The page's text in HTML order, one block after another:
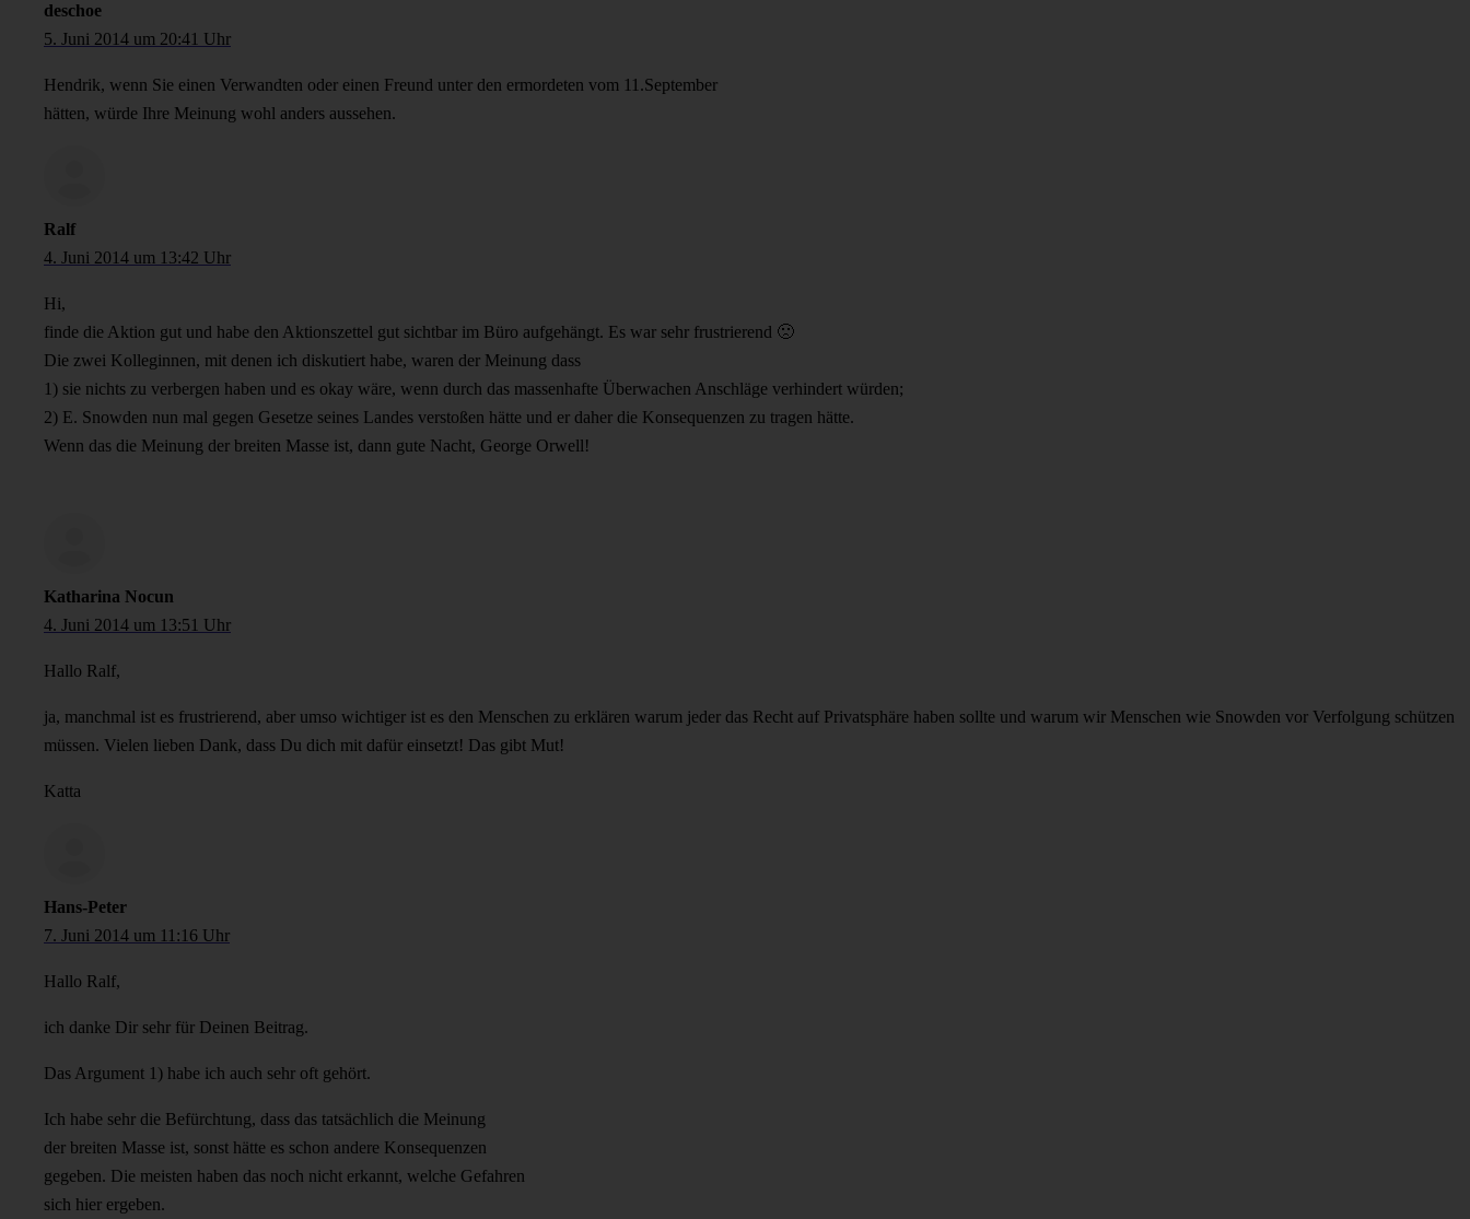
deschoe
5. Juni 2014 um 20:41 Uhr
Hendrik, wenn Sie einen Verwandten oder einen Freund unter den ermordeten vom 11.September
hätten, würde Ihre Meinung wohl anders aussehen.
Ralf
4. Juni 2014 um 13:42 Uhr
Hi,
finde die Aktion gut und habe den Aktionszettel gut sichtbar im Büro aufgehängt. Es war sehr frustrierend 🙁
Die zwei Kolleginnen, mit denen ich diskutiert habe, waren der Meinung dass
1) sie nichts zu verbergen haben und es okay wäre, wenn durch das massenhafte Überwachen Anschläge verhindert würden;
2) E. Snowden nun mal gegen Gesetze seines Landes verstoßen hätte und er daher die Konsequenzen zu tragen hätte.
Wenn das die Meinung der breiten Masse ist, dann gute Nacht, George Orwell!
Katharina Nocun
4. Juni 2014 um 13:51 Uhr
Hallo Ralf,
ja, manchmal ist es frustrierend, aber umso wichtiger ist es den Menschen zu erklären warum jeder das Recht auf Privatsphäre haben sollte und warum wir Menschen wie Snowden vor Verfolgung schützen
müssen. Vielen lieben Dank, dass Du dich mit dafür einsetzt! Das gibt Mut!
Katta
Hans-Peter
7. Juni 2014 um 11:16 Uhr
Hallo Ralf,
ich danke Dir sehr für Deinen Beitrag.
Das Argument 1) habe ich auch sehr oft gehört.
Ich habe sehr die Befürchtung, dass das tatsächlich die Meinung
der breiten Masse ist, sonst hätte es schon andere Konsequenzen
gegeben. Die meisten haben das noch nicht erkannt, welche Gefahren
sich hier ergeben.